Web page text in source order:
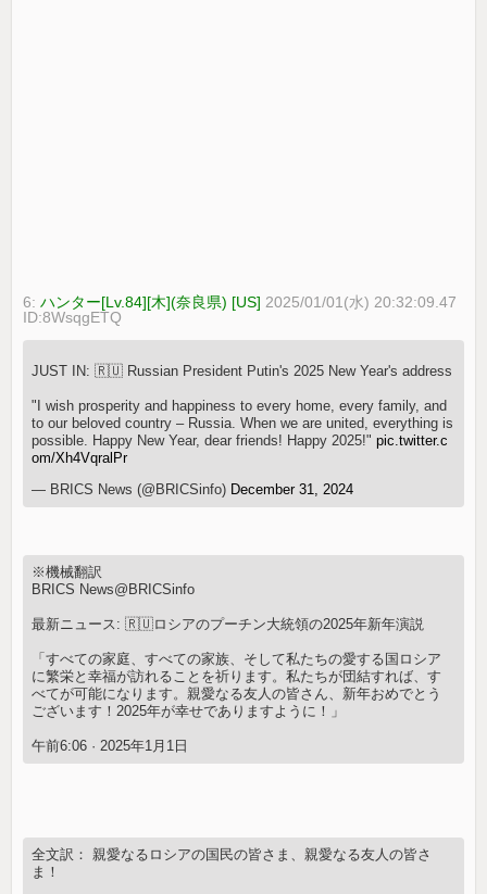
6:ハンター[Lv.84][木](奈良県) [US] 2025/01/01(水) 20:32:09.47
ID:8WsqgETQ
JUST IN: 🇷🇺 Russian President Putin's 2025 New Year's address
"I wish prosperity and happiness to every home, every family, and
to our beloved country – Russia. When we are united, everything is
possible. Happy New Year, dear friends! Happy 2025!"pic.twitter.c
om/Xh4VqralPr
— BRICS News (@BRICSinfo) December 31, 2024
※機械翻訳
BRICS News@BRICSinfo
最新ニュース: 🇷🇺ロシアのプーチン大統領の2025年新年演説
「すべての家庭、すべての家族、そして私たちの愛する国ロシア
に繁栄と幸福が訪れることを祈ります。私たちが団結すれば、す
べてが可能になります。親愛なる友人の皆さん、新年おめでとう
ございます！2025年が幸せでありますように！」
午前6:06 · 2025年1月1日
全文訳： 親愛なるロシアの国民の皆さま、親愛なる友人の皆さ
ま！